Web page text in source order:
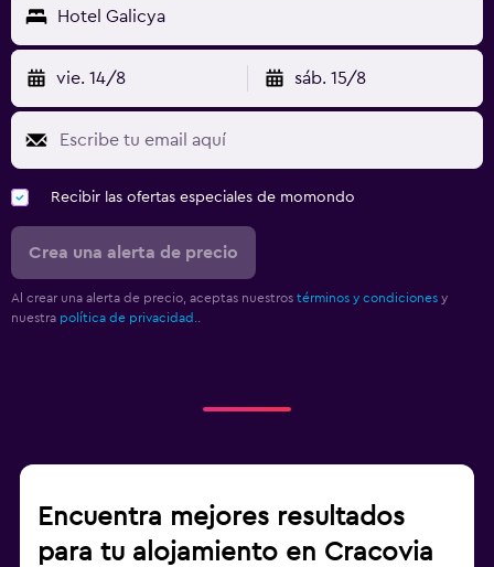
Hotel Galicya
vie. 14/8 sáb. 15/8
Recibir las ofertas especiales de momondo
Crea una alerta de precio
Al crear una alerta de precio, aceptas nuestros términos y condiciones y
nuestra política de privacidad.
Encuentra mejores resultados
para tu alojamiento en Cracovia